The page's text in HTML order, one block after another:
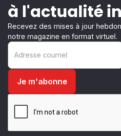
à l'actualité
Recevez des mises à jour
notre magazine en format virtuel.